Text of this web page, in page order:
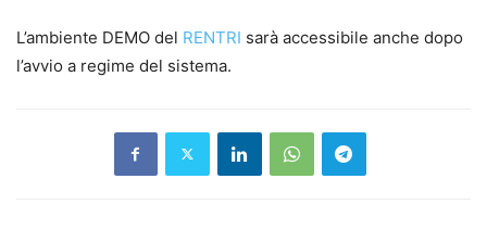
L’ambiente DEMO del RENTRI sarà accessibile anche dopo
l’avvio a regime del sistema.